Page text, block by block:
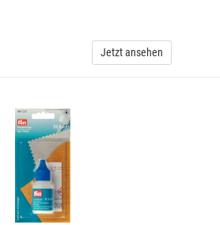
Jetzt ansehen